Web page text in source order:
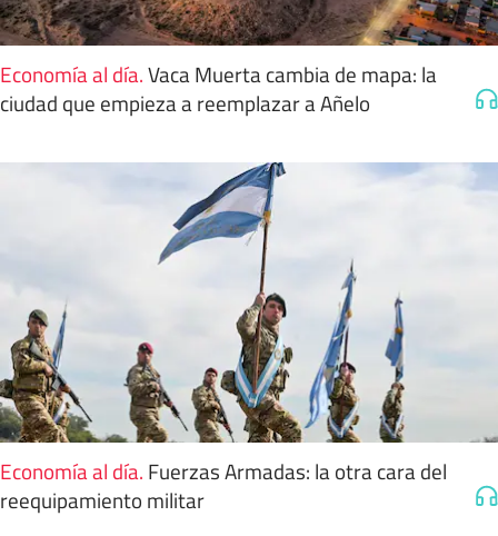
Economía al día.Vaca Muerta cambia de mapa: la
ciudad que empieza a reemplazar a Añelo
Economía al día. Fuerzas Armadas: la otra cara del
reequipamiento militar